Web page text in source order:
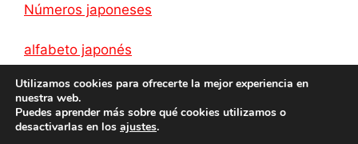
Números japoneses
alfabeto japonés
Utilizamos cookies para ofrecerte la mejor experiencia en
nuestra web.
Puedes aprender más sobre qué cookies utilizamos o
desactivarlas en los ajustes.